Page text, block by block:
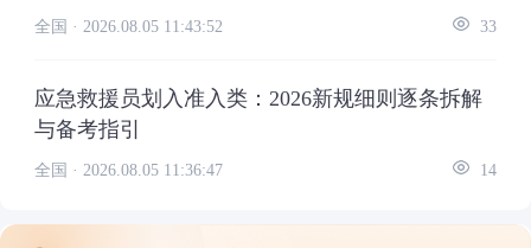
全国 · 2026.08.05 11:43:52 33
应急救援员划入准入类：2026新规细则逐条拆解
与备考指引
全国 · 2026.08.05 11:36:47 14